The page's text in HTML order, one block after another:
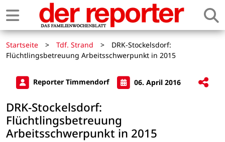
Startseite > Tdf. Strand >
DRK-Stockelsdorf:
Flüchtlingsbetreuung Arbeitsschwerpunkt in 2015
Reporter Timmendorf 06. April 2016
DRK-Stockelsdorf:
Flüchtlingsbetreuung
Arbeitsschwerpunkt in 2015